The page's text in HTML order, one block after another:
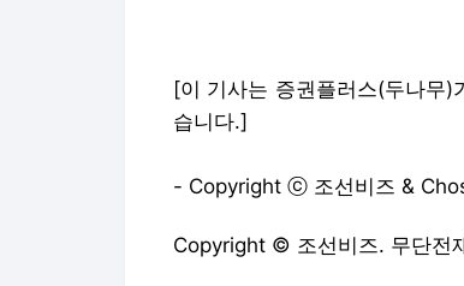
[이 기사는 증권플러스(두나무
습니다.]
- Copyright ⓒ 조선비즈 &
Copyright © 조선비즈. 무단전